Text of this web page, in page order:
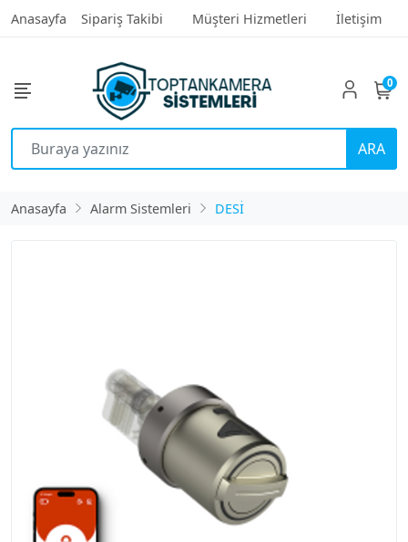
Anasayfa Sipariş Takibi Müşteri Hizmetleri İletişim
ARA
0
Anasayfa Alarm Sistemleri DESİ